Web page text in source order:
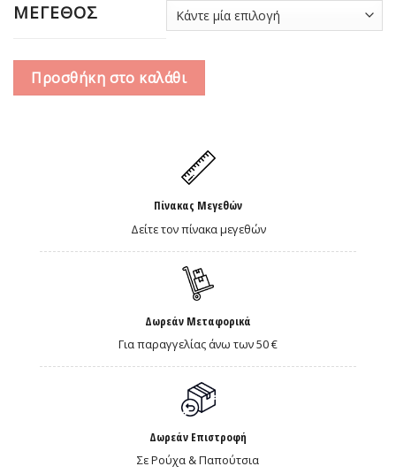
ΜΕΓΕΘΟΣ
Προσθήκη στο καλάθι
Πίνακας Μεγεθών
Δείτε τον πίνακα μεγεθών
Δωρεάν Μεταφορικά
Για παραγγελίας άνω των 50 €
Δωρεάν Επιστροφή
Σε Ρούχα & Παπούτσια